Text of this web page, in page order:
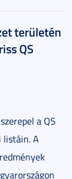
területén
QS
a QS
listáin. A